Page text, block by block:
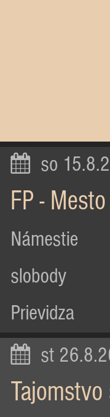
so
FP -
Námestie
slobody
Prievidza
st